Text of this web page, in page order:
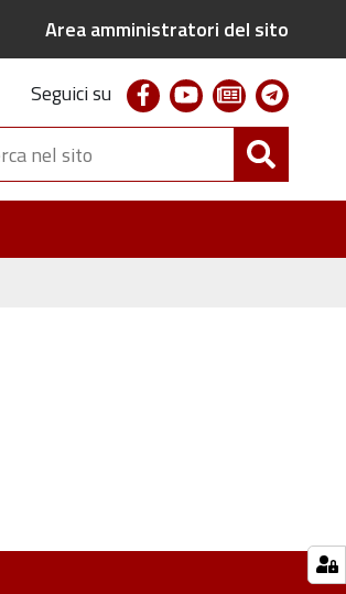
Area amministratori del sito
Seguici su facebookyoutubenewsletter
Cerca
nel
sito